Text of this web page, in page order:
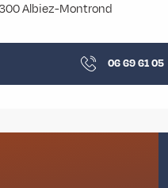
Albiez-Montrond
06 69 61 05